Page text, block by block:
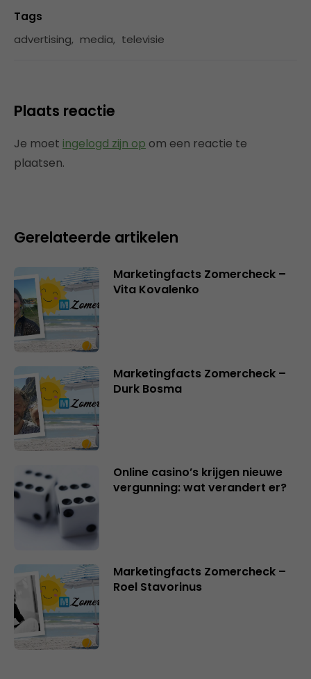
Tags
advertising, media, televisie
Plaats reactie
Je moet ingelogd zijn op om een reactie te
plaatsen.
Gerelateerde artikelen
Marketingfacts Zomercheck –
Vita Kovalenko
Marketingfacts Zomercheck –
Durk Bosma
Online casino’s krijgen nieuwe
vergunning: wat verandert er?
Marketingfacts Zomercheck –
Roel Stavorinus